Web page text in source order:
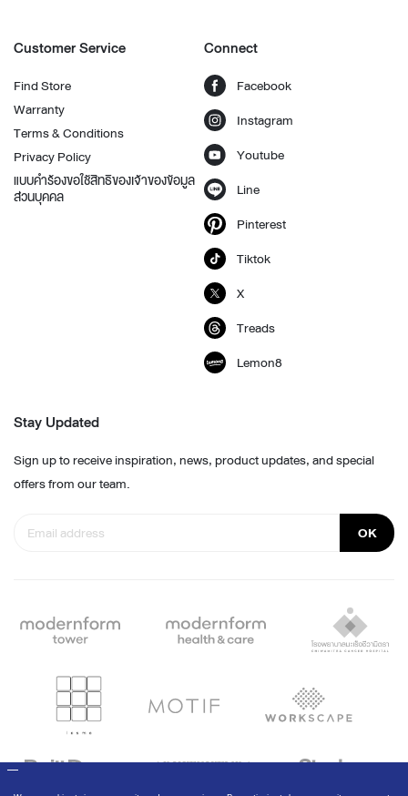
Customer Service
Find Store
Warranty
Terms & Conditions
Privacy Policy
แบบคำร้องขอใช้สิทธิของเจ้าของข้อมูล
ส่วนบุคคล
Connect
Facebook
Instagram
Youtube
Line
Pinterest
Tiktok
X
Treads
Lemon8
Stay Updated
Sign up to receive inspiration, news, product updates, and special
offers from our team.
OK